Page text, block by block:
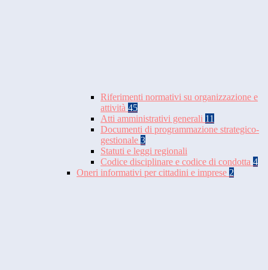
Riferimenti normativi su organizzazione e
attività 45
Atti amministrativi generali 11
Documenti di programmazione strategico-
gestionale 3
Statuti e leggi regionali
Codice disciplinare e codice di condotta 4
Oneri informativi per cittadini e imprese 2